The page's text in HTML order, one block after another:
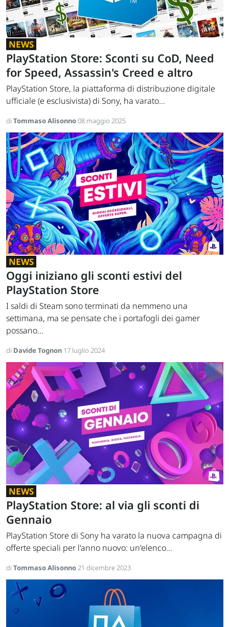
NEWS
PlayStation Store: Sconti su CoD, Need
for Speed, Assassin's Creed e altro
PlayStation Store, la piattaforma di distribuzione digitale
ufficiale (e esclusivista) di Sony, ha varato...
di Tommaso Alisonno08 maggio 2025
NEWS
Oggi iniziano gli sconti estivi del
PlayStation Store
I saldi di Steam sono terminati da nemmeno una
settimana, ma se pensate che i portafogli dei gamer
possano...
di Davide Tognon 17 luglio 2024
NEWS
PlayStation Store: al via gli sconti di
Gennaio
PlayStation Store di Sony ha varato la nuova campagna di
offerte speciali per l'anno nuovo: un'elenco...
di Tommaso Alisonno21 dicembre 2023